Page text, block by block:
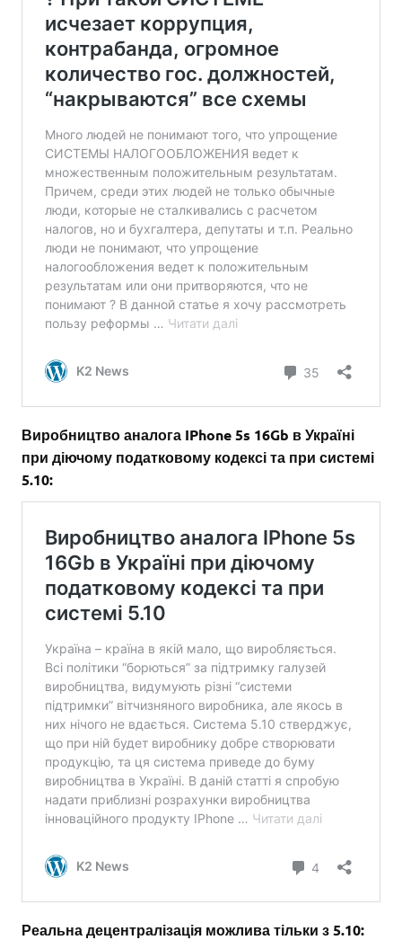
Виробництво аналога IPhone 5s 16Gb в Україні
при діючому податковому кодексі та при системі
5.10:
Реальна децентралізація можлива тільки з 5.10: